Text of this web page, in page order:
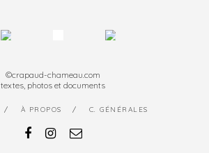
©crapaud-chameau.com
textes, photos et documents
À PROPOS C. GÉNÉRALES